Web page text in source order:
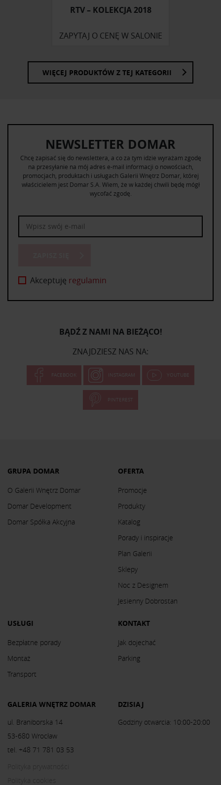
RTV – KOLEKCJA 2018
ZAPYTAJ O CENĘ W SALONIE
WIĘCEJ PRODUKTÓW Z TEJ KATEGORII
NEWSLETTER DOMAR
Chcę zapisać się do newslettera, a co za tym idzie wyrażam zgodę
na przesyłanie na mój adres e-mail informacji o nowościach,
promocjach, produktach i usługach Galerii Wnętrz Domar, której
właścicielem jest Domar S.A. Wiem, że w każdej chwili będę mógł
wycofać zgodę.
Akceptuję regulamin
BĄDŹ Z NAMI NA BIEŻĄCO!
ZNAJDZIESZ NAS NA:
FACEBOOK INSTAGRAM YOUTUBE
PINTEREST
GRUPA DOMAR
O Galerii Wnętrz Domar
Domar Development
Domar Spółka Akcyjna
OFERTA
Promocje
Produkty
Katalog
Porady i inspiracje
Plan Galerii
Sklepy
Noc z Designem
Jesienny Dobrostan
USŁUGI
Bezpłatne porady
Montaż
Transport
KONTAKT
Jak dojechać
Parking
GALERIA WNĘTRZ DOMAR
ul. Braniborska 14
53-680 Wrocław
tel. +48 71 781 03 53
DZISIAJ
Godziny otwarcia: 10:00-20:00